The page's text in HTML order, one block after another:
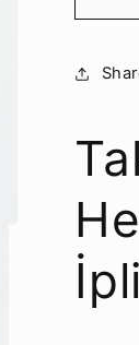
cm
için
adedi